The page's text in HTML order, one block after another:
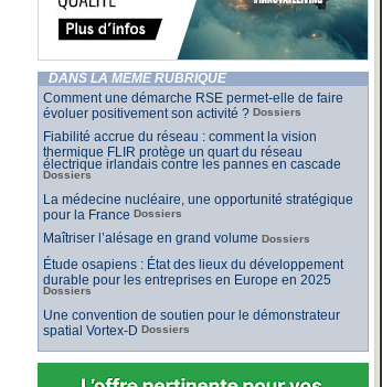
DANS LA MÊME RUBRIQUE
Comment une démarche RSE permet-elle de faire
évoluer positivement son activité ? Dossiers
Fiabilité accrue du réseau : comment la vision
thermique FLIR protège un quart du réseau
électrique irlandais contre les pannes en cascade
Dossiers
La médecine nucléaire, une opportunité stratégique
pour la France Dossiers
Maîtriser l’alésage en grand volume Dossiers
Étude osapiens : État des lieux du développement
durable pour les entreprises en Europe en 2025
Dossiers
Une convention de soutien pour le démonstrateur
spatial Vortex-D Dossiers